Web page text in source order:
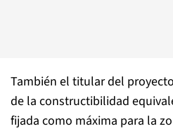
También el titular del
de la constructibilidad
fijada como máxima para la